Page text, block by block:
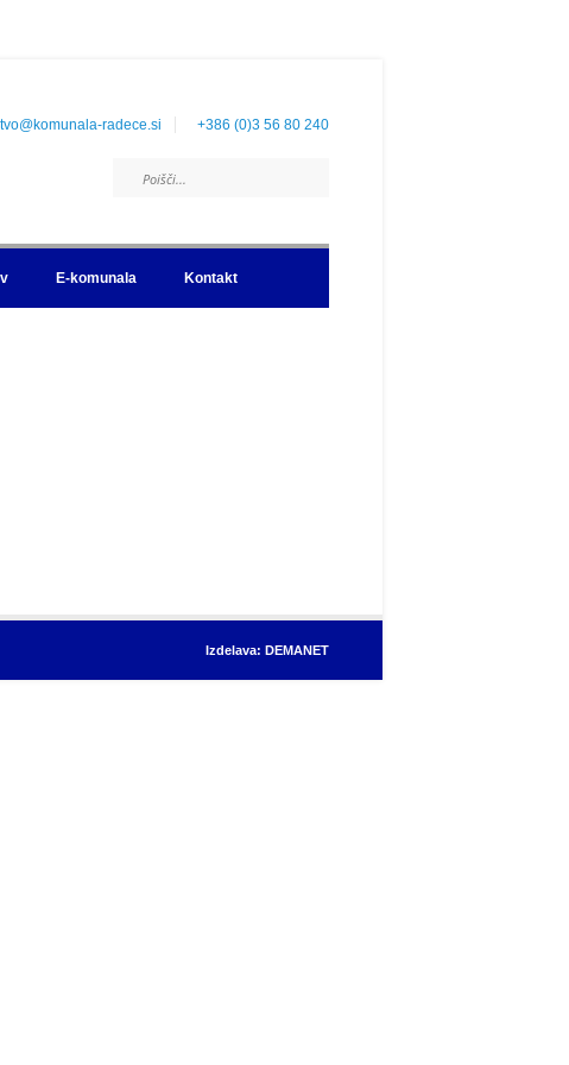
radece.si +386 (0)3 56 80 240
E-komunala Kontakt
Izdelava: DEMANET